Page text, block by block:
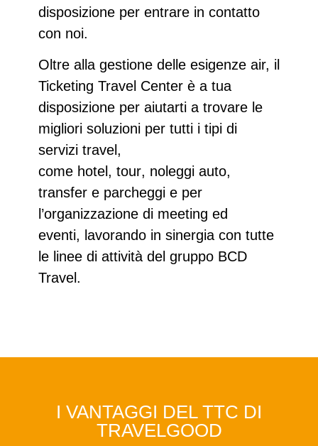
disposizione per entrare in contatto
con noi.
Oltre alla gestione delle esigenze air, il
Ticketing Travel Center è a tua
disposizione per aiutarti a trovare le
migliori soluzioni per tutti i tipi di
servizi travel,
come hotel , tour, noleggi auto,
transfer e parcheggi e per
l’organizzazione di meeting ed
eventi, lavorando in sinergia con tutte
le linee di attività del gruppo BCD
Travel.
I VANTAGGI DEL TTC DI
TRAVELGOOD